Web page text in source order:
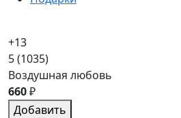
+13
5(1035)
Воздушная любовь
660₽
Добавить